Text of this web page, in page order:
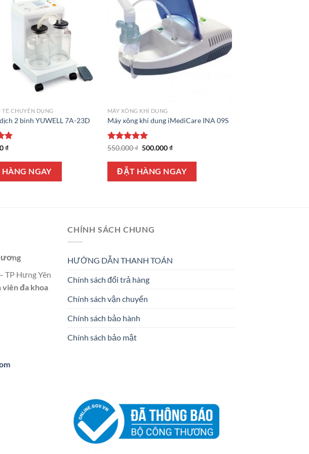
TẾ CHUYÊN DỤNG
2 bình YUWELL 7A-23D
₫
NGAY
MÁY XÔNG KHÍ DUNG
Máy xông khí dung iMediCare INA 09S
Được xếp
5 sao
550.000₫ Giá
là:
550.000 ₫.
500.000₫Giá
tại
là:
500.000 ₫.
ĐẶT HÀNG NGAY
TP Hưng Yên
đa khoa
CHÍNH SÁCH CHUNG
HƯỚNG DẪN THANH TOÁN
Chính sách đổi trả hàng
Chính sách vận chuyển
Chính sách bảo hành
Chính sách bảo mật